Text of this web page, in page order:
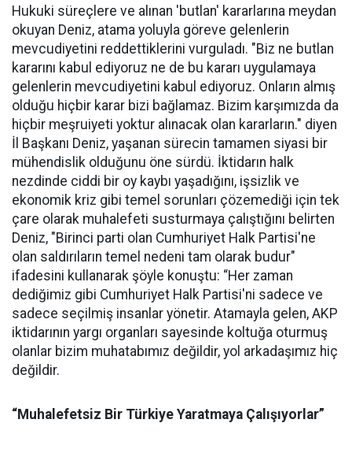
Hukuki süreçlere ve alınan 'butlan' kararlarına meydan
okuyan Deniz, atama yoluyla göreve gelenlerin
mevcudiyetini reddettiklerini vurguladı. "Biz ne butlan
kararını kabul ediyoruz ne de bu kararı uygulamaya
gelenlerin mevcudiyetini kabul ediyoruz. Onların almış
olduğu hiçbir karar bizi bağlamaz. Bizim karşımızda da
hiçbir meşruiyeti yoktur alınacak olan kararların." diyen
İl Başkanı Deniz, yaşanan sürecin tamamen siyasi bir
mühendislik olduğunu öne sürdü. İktidarın halk
nezdinde ciddi bir oy kaybı yaşadığını, işsizlik ve
ekonomik kriz gibi temel sorunları çözemediği için tek
çare olarak muhalefeti susturmaya çalıştığını belirten
Deniz, "Birinci parti olan Cumhuriyet Halk Partisi'ne
olan saldırıların temel nedeni tam olarak budur"
ifadesini kullanarak şöyle konuştu: “Her zaman
dediğimiz gibi Cumhuriyet Halk Partisi'ni sadece ve
sadece seçilmiş insanlar yönetir. Atamayla gelen, AKP
iktidarının yargı organları sayesinde koltuğa oturmuş
olanlar bizim muhatabımız değildir, yol arkadaşımız hiç
değildir.
“Muhalefetsiz Bir Türkiye Yaratmaya Çalışıyorlar”